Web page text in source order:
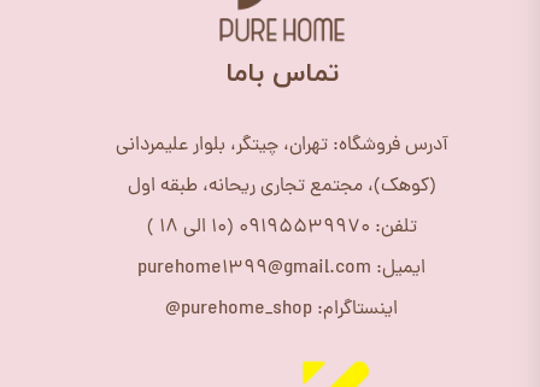
​تماس باما
آدرس فروشگاه: تهران، چیتگر، بلوار علیمردانی
(کوهک)، مجتمع تجاری ریحانه، طبقه اول
تلفن: 09195539970 (10 الی 18 )
ایمیل: purehome1399@gmail.com
اینستاگرام: purehome_shop@